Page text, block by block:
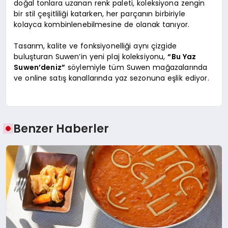
doğal tonlara uzanan renk paleti, koleksiyona zengin
bir stil çeşitliliği katarken, her parçanın birbiriyle
kolayca kombinlenebilmesine de olanak tanıyor.
Tasarım, kalite ve fonksiyonelliği aynı çizgide
buluşturan Suwen’in yeni plaj koleksiyonu,“Bu Yaz
Suwen’deniz” söylemiyle tüm Suwen mağazalarında
ve online satış kanallarında yaz sezonuna eşlik ediyor.
Benzer Haberler